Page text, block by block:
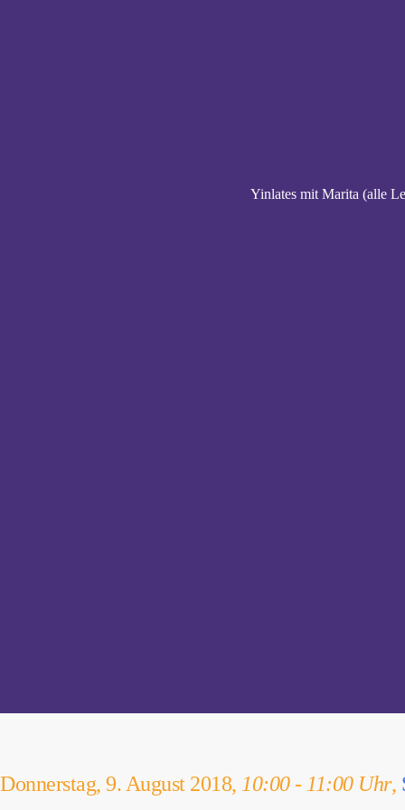
Yinlates mit Marita (alle
Donnerstag, 9. August 2018, 10:00 - 11:00 Uhr,